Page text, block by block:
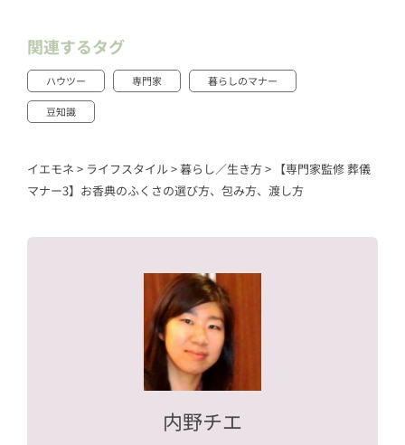
関連するタグ
ハウツー 専門家 暮らしのマナー
豆知識
イエモネ > ライフスタイル>暮らし／生き方> 【専門家監修 葬儀
マナー3】お香典のふくさの選び方、包み方、渡し方
内野チエ